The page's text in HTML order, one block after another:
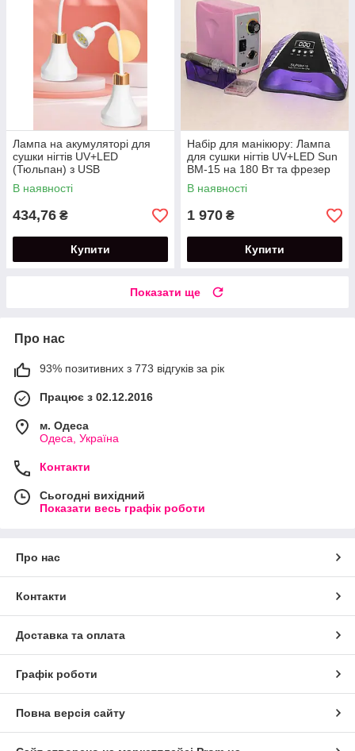
Лампа на акумуляторі для
сушки нігтів UV+LED
(Тюльпан) з USB
підключенням потужністю 18
Вт.
В наявності
434,76 ₴
Купити
Набір для манікюру: Лампа
для сушки нігтів UV+LED Sun
BM-15 на 180 Вт та фрезер
для манікюру ZS-701
потужністю 65 Вт.
В наявності
1 970 ₴
Купити
Показати ще
Про нас
93% позитивних з 773 відгуків за рік
Працює з 02.12.2016
м. Одеса
Одеса, Україна
Контакти
Сьогодні вихідний
Показати весь графік роботи
Про нас
Контакти
Доставка та оплата
Графік роботи
Повна версія сайту